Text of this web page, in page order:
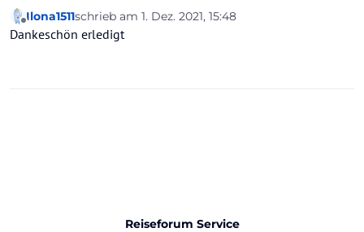
bestehenden Veranstalter-Thread -
Offline
Ilona1511schrieb am 1. Dez. 2021, 15:48
zuletzt editiert von
Dankeschön erledigt
Reiseforum Service